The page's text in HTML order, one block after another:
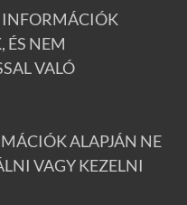
INFORMÁCIÓK
ÉS NEM
VALÓ
ALAPJÁN NE
VAGY KEZELNI